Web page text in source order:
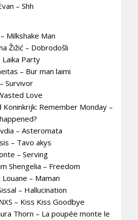
– Shh
Milkshake Man
Žižić – Dobrodošli
Laika Party
– Bur man laimi
Survivor
Love
Koninkrijk: Remember Monday –
– Asteromata
– Tavo akys
– Serving
Shengelia – Freedom
– Maman
– Hallucination
– Kiss Kiss Goodbye
Thorn – La poupée monte le